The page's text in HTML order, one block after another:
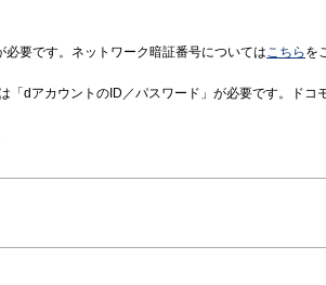
要です。ネットワーク暗証番号についてはこちら を
「dアカウントのID／パスワード」が必要です。ドコ